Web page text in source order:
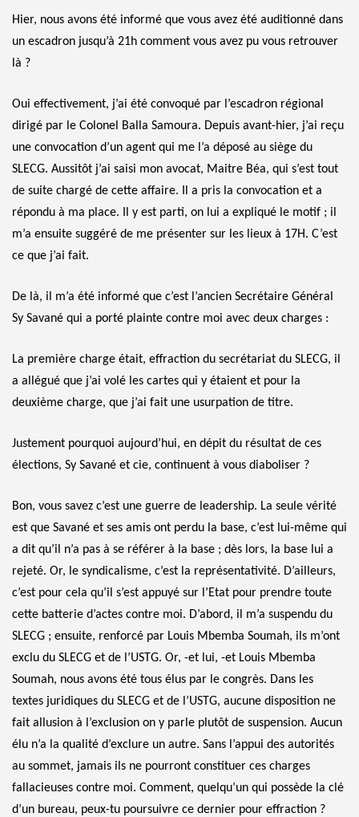
Hier, nous avons été informé que vous avez été auditionné dans
un escadron jusqu’à 21h comment vous avez pu vous retrouver
là ?
Oui effectivement, j’ai été convoqué par l’escadron régional
dirigé par le Colonel Balla Samoura. Depuis avant-hier, j’ai reçu
une convocation d’un agent qui me l’a déposé au siège du
SLECG. Aussitôt j’ai saisi mon avocat, Maitre Béa, qui s’est tout
de suite chargé de cette affaire. Il a pris la convocation et a
répondu à ma place. Il y est parti, on lui a expliqué le motif ; il
m’a ensuite suggéré de me présenter sur les lieux à 17H. C’est
ce que j’ai fait.
De là, il m’a été informé que c’est l’ancien Secrétaire Général
Sy Savané qui a porté plainte contre moi avec deux charges :
La première charge était, effraction du secrétariat du SLECG, il
a allégué que j’ai volé les cartes qui y étaient et pour la
deuxième charge, que j’ai fait une usurpation de titre.
Justement pourquoi aujourd’hui, en dépit du résultat de ces
élections, Sy Savané et cie, continuent à vous diaboliser ?
Bon, vous savez c’est une guerre de leadership. La seule vérité
est que Savané et ses amis ont perdu la base, c’est lui-même qui
a dit qu’il n’a pas à se référer à la base ; dès lors, la base lui a
rejeté. Or, le syndicalisme, c’est la représentativité. D’ailleurs,
c’est pour cela qu’il s’est appuyé sur l’Etat pour prendre toute
cette batterie d’actes contre moi. D’abord, il m’a suspendu du
SLECG ; ensuite, renforcé par Louis Mbemba Soumah, ils m’ont
exclu du SLECG et de l’USTG. Or, -et lui, -et Louis Mbemba
Soumah, nous avons été tous élus par le congrès. Dans les
textes juridiques du SLECG et de l’USTG, aucune disposition ne
fait allusion à l’exclusion on y parle plutôt de suspension. Aucun
élu n’a la qualité d’exclure un autre. Sans l’appui des autorités
au sommet, jamais ils ne pourront constituer ces charges
fallacieuses contre moi. Comment, quelqu’un qui possède la clé
d’un bureau, peux-tu poursuivre ce dernier pour effraction ?